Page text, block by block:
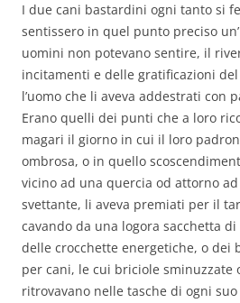
I due cani bastardini ogni tanto si
sentissero in quel punto preciso
uomini non potevano sentire, il
incitamenti e delle gratificazioni
l’uomo che li aveva addestrati con
Erano quelli dei punti che a loro
magari il giorno in cui il loro
ombrosa, o in quello
vicino ad una quercia od attorno
svettante, li aveva premiati per il
cavando da una logora sacchetta
delle crocchette energetiche, o dei
per cani, le cui briciole sminuzzate
ritrovavano nelle tasche di ogni